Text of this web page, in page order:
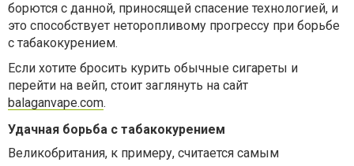
борются с данной, приносящей спасение технологией, и
это способствует неторопливому прогрессу при борьбе
с табакокурением.
Если хотите бросить курить обычные сигареты и
перейти на вейп, стоит заглянуть на сайт
balaganvape.com.
Удачная борьба с табакокурением
Великобритания, к примеру, считается самым